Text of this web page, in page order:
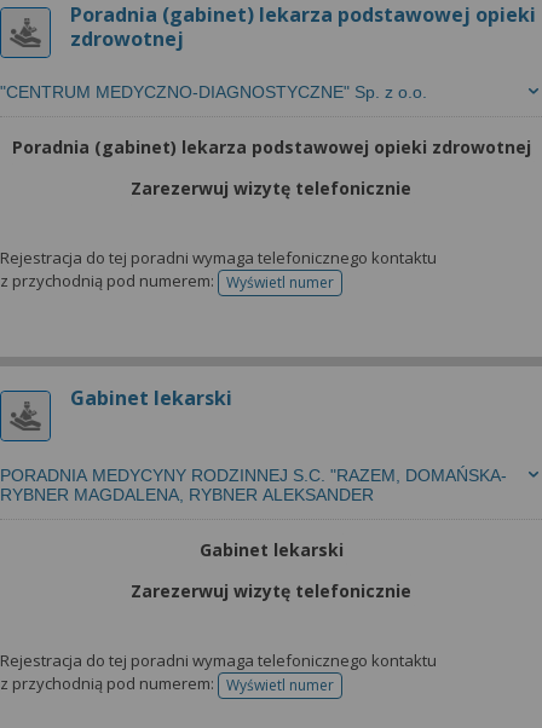
Poradnia (gabinet) lekarza podstawowej opieki
zdrowotnej
"CENTRUM MEDYCZNO-DIAGNOSTYCZNE" Sp. z o.o.
Poradnia (gabinet) lekarza podstawowej opieki zdrowotnej
Zarezerwuj wizytę telefonicznie
Rejestracja do tej poradni wymaga telefonicznego kontaktu
z przychodnią pod numerem:
Wyświetl numertelefonu do rejestracji
Gabinet lekarski
PORADNIA MEDYCYNY RODZINNEJ S.C. "RAZEM, DOMAŃSKA-
RYBNER MAGDALENA, RYBNER ALEKSANDER
Gabinet lekarski
Zarezerwuj wizytę telefonicznie
Rejestracja do tej poradni wymaga telefonicznego kontaktu
z przychodnią pod numerem:
Wyświetl numertelefonu do rejestracji